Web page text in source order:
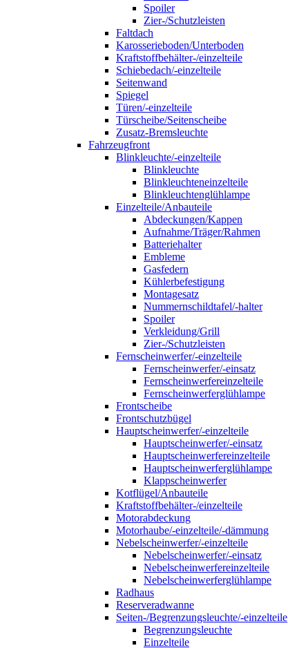
Spoiler
Zier-/Schutzleisten
Faltdach
Karosserieboden/Unterboden
Kraftstoffbehälter-/einzelteile
Schiebedach/-einzelteile
Seitenwand
Spiegel
Türen/-einzelteile
Türscheibe/Seitenscheibe
Zusatz-Bremsleuchte
Fahrzeugfront
Blinkleuchte/-einzelteile
Blinkleuchte
Blinkleuchteneinzelteile
Blinkleuchtenglühlampe
Einzelteile/Anbauteile
Abdeckungen/Kappen
Aufnahme/Träger/Rahmen
Batteriehalter
Embleme
Gasfedern
Kühlerbefestigung
Montagesatz
Nummernschildtafel/-halter
Spoiler
Verkleidung/Grill
Zier-/Schutzleisten
Fernscheinwerfer/-einzelteile
Fernscheinwerfer/-einsatz
Fernscheinwerfereinzelteile
Fernscheinwerferglühlampe
Frontscheibe
Frontschutzbügel
Hauptscheinwerfer/-einzelteile
Hauptscheinwerfer/-einsatz
Hauptscheinwerfereinzelteile
Hauptscheinwerferglühlampe
Klappscheinwerfer
Kotflügel/Anbauteile
Kraftstoffbehälter-/einzelteile
Motorabdeckung
Motorhaube/-einzelteile/-dämmung
Nebelscheinwerfer/-einzelteile
Nebelscheinwerfer/-einsatz
Nebelscheinwerfereinzelteile
Nebelscheinwerferglühlampe
Radhaus
Reserveradwanne
Seiten-/Begrenzungsleuchte/-einzelteile
Begrenzungsleuchte
Einzelteile